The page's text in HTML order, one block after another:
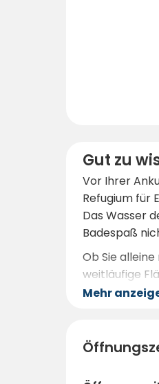
Gut zu
Vor Ihrer
Refugium für
Das Wasser
Badespaß
Ob Sie
weitläufige
Mehr